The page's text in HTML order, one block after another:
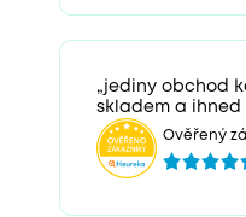
„jediny obchod
skladem a ihned
Ověřený